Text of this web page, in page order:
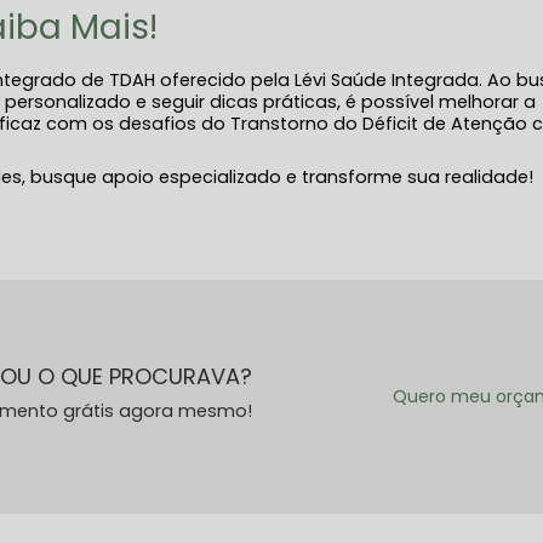
Mais!
de TDAH oferecido pela Lévi Saúde Integrada. Ao
e seguir dicas práticas, é possível melhorar a
com os desafios do Transtorno do Déficit de Atenção
busque apoio especializado e transforme sua realidade!
O QUE PROCURAVA?
grátis agora mesmo!
Quero meu